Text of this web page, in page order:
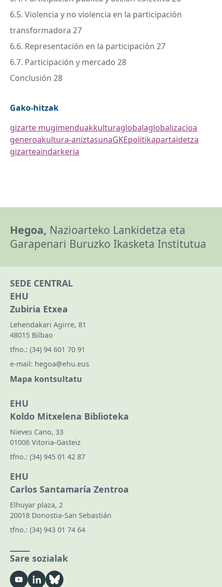
6.5. Violencia y no violencia en la participación
transformadora 27
6.6. Representación en la participación 27
6.7. Participación y mercado 28
Conclusión 28
Gako-hitzak
gizarte mugimenduakkulturaglobalaglobalizacioa
generoakultura-aniztasunaGKEpolitikapartaidetza
gizarteaindarkeria
Hegoa, Nazioarteko Lankidetza eta
Garapenari Buruzko Ikasketa Institutua
SEDE CENTRAL
EHU
Zubiria Etxea
Lehendakari Agirre, 81
48015 Bilbao
tfno.: (34) 94 601 70 91
e-mail: hegoa@ehu.eus
Mapa kontsultatu
EHU
Koldo Mitxelena Biblioteka
Nieves Cano, 33
01006 Vitoria-Gasteiz
tfno.: (34) 945 01 42 87
EHU
Carlos Santamaría Zentroa
Elhuyar plaza, 2
20018 Donostia-San Sebastián
tfno.: (34) 943 01 74 64
Sare sozialak